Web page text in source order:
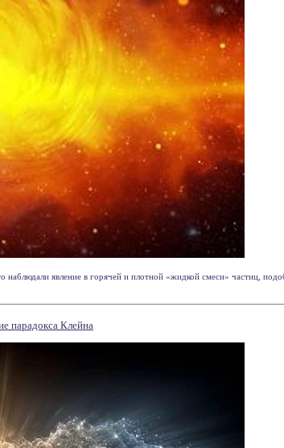
наблюдали явление в горячей и плотной «жидкой смеси» частиц,
парадокса Клейна